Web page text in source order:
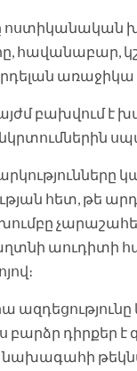
առաջիկա
բախվում է
հետ, թե
աուդիտի
բարձր դիրքեր